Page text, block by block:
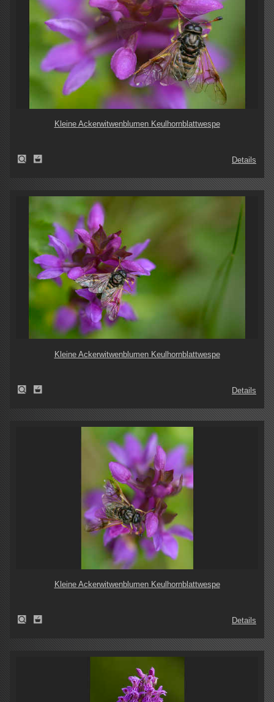
Kleine Ackerwitwenblumen Keulhornblattwespe
Details
Kleine Ackerwitwenblumen Keulhornblattwespe
Details
Kleine Ackerwitwenblumen Keulhornblattwespe
Details